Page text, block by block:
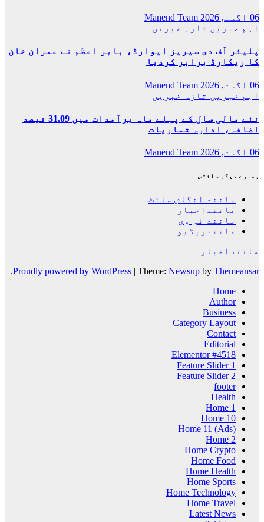
06 اگست, 2026
Manend Team
اہم خبریں تازہ خبریں
پلیئر آف دی سیریز ایوارڈ، بابر اعظم نے عمران خان
کا ریکارڈ برابر کردیا
06 اگست, 2026
Manend Team
اہم خبریں تازہ خبریں
نئے مالی سال کے پہلے ماہ برآمدات میں 31.09 فیصد
اضافہ، ادارہ شماریات
06 اگست, 2026 Manend Team
ہمارے دیگر سائٹس
مانند انگلش سائٹ
ماننداخبار
مانند ٹی وی
مانندریڈیو
ماننداخبار
Proudly powered by WordPress | Theme: Newsup by Themeansar
.
Home
Author
Business
Category Layout
Contact
Editorial
Elementor #4518
Feature Slider 1
Feature Slider 2
footer
Health
Home 1
Home 10
Home 11 (Ads)
Home 2
Home Crypto
Home Food
Home Health
Home Sports
Home Technology
Home Travel
Latest News